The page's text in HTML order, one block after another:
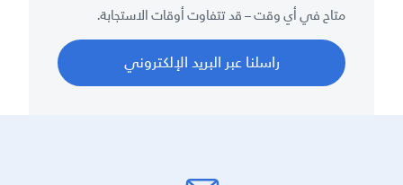
متاح في أي وقت – قد تتفاوت أوقات الاستجابة.
راسلنا عبر البريد الإلكتروني